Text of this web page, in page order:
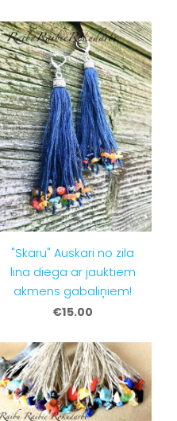
"Skaru" Auskari no zila
lina diega ar jauktiem
akmens gabaliņiem!
€15.00